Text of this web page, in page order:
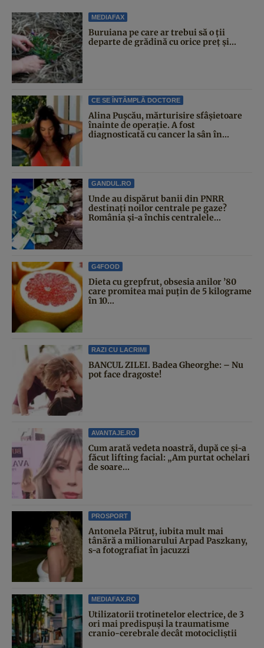
MEDIAFAX
Buruiana pe care ar trebui să o ții
departe de grădină cu orice preț și...
CE SE ÎNTÂMPLĂ DOCTORE
Alina Pușcău, mărturisire sfâșietoare
înainte de operație. A fost
diagnosticată cu cancer la sân în...
GANDUL.RO
Unde au dispărut banii din PNRR
destinați noilor centrale pe gaze?
România și-a închis centralele...
G4FOOD
Dieta cu grepfrut, obsesia anilor ’80
care promitea mai puțin de 5 kilograme
în 10...
RAZI CU LACRIMI
BANCUL ZILEI. Badea Gheorghe: – Nu
pot face dragoste!
AVANTAJE.RO
Cum arată vedeta noastră, după ce și-a
făcut lifting facial: „Am purtat ochelari
de soare...
PROSPORT
Antonela Pătruț, iubita mult mai
tânără a milionarului Arpad Paszkany,
s-a fotografiat în jacuzzi
MEDIAFAX.RO
Utilizatorii trotinetelor electrice, de 3
ori mai predispuși la traumatisme
cranio-cerebrale decât motocicliștii